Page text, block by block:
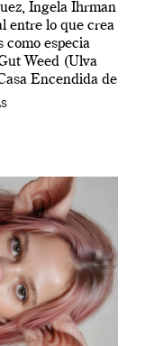
Ingela Ihrman
entre lo que crea
como especia
Weed (Ulva
Encendida de
[…]